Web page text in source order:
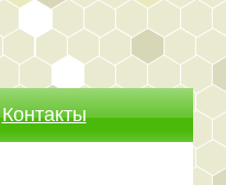
Контакты